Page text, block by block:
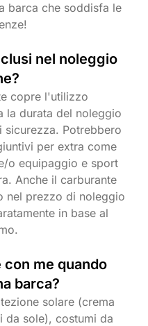
barca che soddisfa le
nel noleggio
copre l'utilizzo
la durata del noleggio
sicurezza. Potrebbero
per extra come
o equipaggio e sport
Anche il carburante
nel prezzo di noleggio
in base al
me quando
barca?
solare (crema
da sole), costumi da